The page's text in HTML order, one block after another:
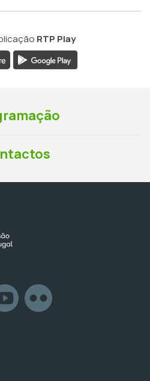
RTP Play